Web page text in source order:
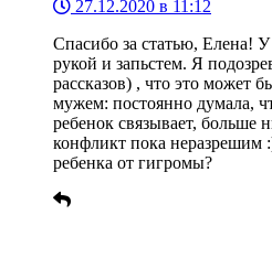
27.12.2020 в 11:12
Спасибо за статью, Елена!
рукой и запьстем. Я
рассказов) , что это может
мужем: постоянно думала,
ребенок связывает, больше
конфликт пока неразрешим
ребенка от гигромы?